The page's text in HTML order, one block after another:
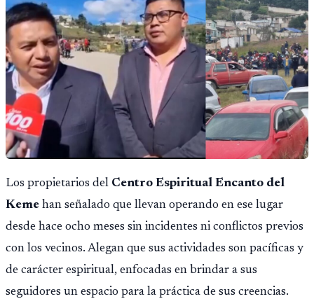
Los propietarios del Centro Espiritual Encanto del
Keme han señalado que llevan operando en ese lugar
desde hace ocho meses sin incidentes ni conflictos previos
con los vecinos. Alegan que sus actividades son pacíficas y
de carácter espiritual, enfocadas en brindar a sus
seguidores un espacio para la práctica de sus creencias.